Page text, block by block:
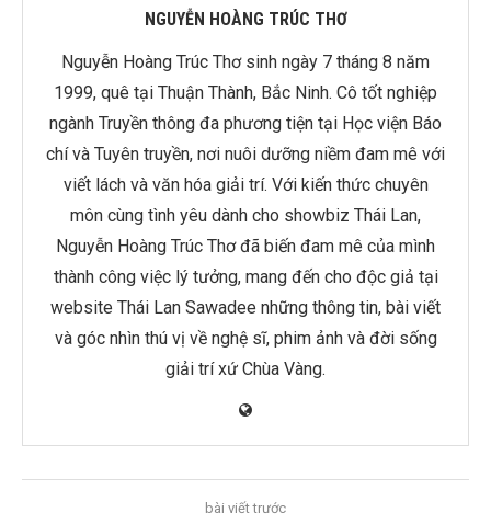
NGUYỄN HOÀNG TRÚC THƠ
Nguyễn Hoàng Trúc Thơ sinh ngày 7 tháng 8 năm
1999, quê tại Thuận Thành, Bắc Ninh. Cô tốt nghiệp
ngành Truyền thông đa phương tiện tại Học viện Báo
chí và Tuyên truyền, nơi nuôi dưỡng niềm đam mê với
viết lách và văn hóa giải trí. Với kiến thức chuyên
môn cùng tình yêu dành cho showbiz Thái Lan,
Nguyễn Hoàng Trúc Thơ đã biến đam mê của mình
thành công việc lý tưởng, mang đến cho độc giả tại
website Thái Lan Sawadee những thông tin, bài viết
và góc nhìn thú vị về nghệ sĩ, phim ảnh và đời sống
giải trí xứ Chùa Vàng.
bài viết trước